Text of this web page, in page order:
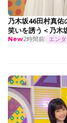
乃木坂46田村真
笑いを誘う＜乃木
New2時間前 エン